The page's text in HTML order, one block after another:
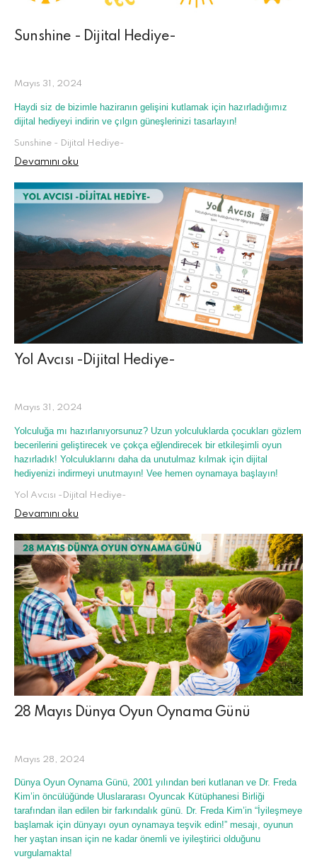
Sunshine - Dijital Hediye-
Mayıs 31, 2024
Haydi siz de bizimle haziranın gelişini kutlamak için hazırladığımız
dijital hediyeyi indirin ve çılgın güneşlerinizi tasarlayın!
Sunshine - Dijital Hediye-
Devamını oku
Yol Avcısı -Dijital Hediye-
Mayıs 31, 2024
Yolculuğa mı hazırlanıyorsunuz? Uzun yolculuklarda çocukları gözlem
becerilerini geliştirecek ve çokça eğlendirecek bir etkileşimli oyun
hazırladık! Yolculuklarını daha da unutulmaz kılmak için dijital
hediyenizi indirmeyi unutmayın! Vee hemen oynamaya başlayın!
Yol Avcısı -Dijital Hediye-
Devamını oku
28 Mayıs Dünya Oyun Oynama Günü
Mayıs 28, 2024
Dünya Oyun Oynama Günü, 2001 yılından beri kutlanan ve Dr. Freda
Kim’in öncülüğünde Uluslararası Oyuncak Kütüphanesi Birliği
tarafından ilan edilen bir farkındalık günü. Dr. Freda Kim’in “İyileşmeye
başlamak için dünyayı oyun oynamaya teşvik edin!” mesajı, oyunun
her yaştan insan için ne kadar önemli ve iyileştirici olduğunu
vurgulamakta!